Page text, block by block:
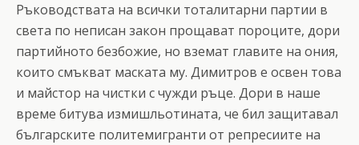
Ръководствата на всички тоталитарни партии в
света по неписан закон прощават пороците, дори
партийното безбожие, но вземат главите на ония,
които смъкват маската му. Димитров е освен това
и майстор на чистки с чужди ръце. Дори в наше
време битува измишльотината, че бил защитавал
българските политемигранти от репресиите на